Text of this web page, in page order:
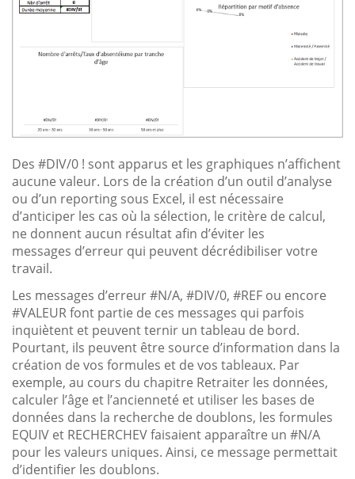
Des #DIV/0 ! sont apparus et les graphiques n’affichent
aucune valeur. Lors de la création d’un outil d’analyse
ou d’un reporting sous Excel, il est nécessaire
d’anticiper les cas où la sélection, le critère de calcul,
ne donnent aucun résultat afin d’éviter les
messages d’erreur qui peuvent décrédibiliser votre
travail.
Les messages d’erreur #N/A, #DIV/0, #REF ou encore
#VALEUR font partie de ces messages qui parfois
inquiètent et peuvent ternir un tableau de bord.
Pourtant, ils peuvent être source d’information dans la
création de vos formules et de vos tableaux. Par
exemple, au cours du chapitre Retraiter les données,
calculer l’âge et l’ancienneté et utiliser les bases de
données dans la recherche de doublons, les formules
EQUIV et RECHERCHEV faisaient apparaître un #N/A
pour les valeurs uniques. Ainsi, ce message permettait
d’identifier les doublons.